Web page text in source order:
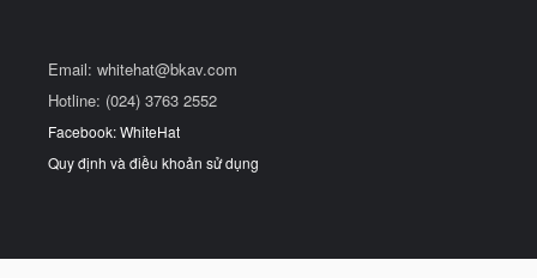
Email: whitehat@bkav.com
Hotline: (024) 3763 2552
Facebook: WhiteHat
Quy định và điều khoản sử dụng